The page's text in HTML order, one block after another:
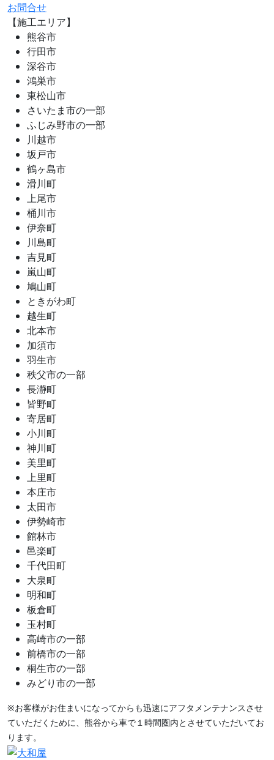
お問合せ
【施工エリア】
熊谷市
行田市
深谷市
鴻巣市
東松山市
さいたま市の一部
ふじみ野市の一部
川越市
坂戸市
鶴ヶ島市
滑川町
上尾市
桶川市
伊奈町
川島町
吉見町
嵐山町
鳩山町
ときがわ町
越生町
北本市
加須市
羽生市
秩父市の一部
長瀞町
皆野町
寄居町
小川町
神川町
美里町
上里町
本庄市
太田市
伊勢崎市
館林市
邑楽町
千代田町
大泉町
明和町
板倉町
玉村町
高崎市の一部
前橋市の一部
桐生市の一部
みどり市の一部
※お客様がお住まいになってからも迅速にアフタメンテナンスさせ
ていただくために、熊谷から車で１時間圏内とさせていただいてお
ります。